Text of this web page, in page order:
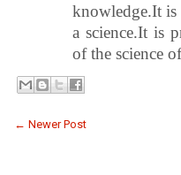
knowledge.It is
a science.It is
of the science
← Newer Post